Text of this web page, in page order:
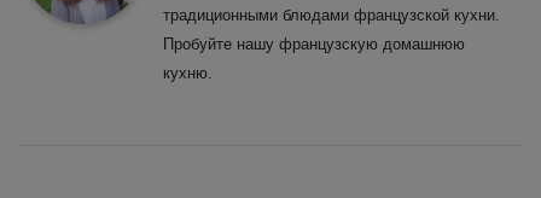
традиционными блюдами французской кухни.
Пробуйте нашу французскую домашнюю
кухню.